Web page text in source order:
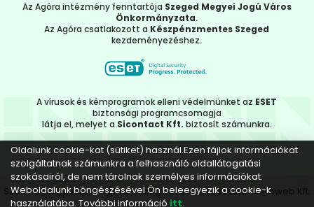
Oldalunk cookie-kat (sütiket) használ.Ezen fájlok információkat
szolgáltatnak számunkra a felhasználó oldallátogatási
szokásairól, de nem tárolnak személyes információkat.
Weboldalunk böngészésével Ön beleegyezik a cookie-k
használatába. További információ itt.
Az Agóra intézmény fenntartója Szeged Megyei Jogú Város
Önkormányzata.
Az Agóra csatlakozott a Készpénzmentes Szeged
kezdeményezéshez.
A vírusok és kémprogramok elleni védelmünket az ESET
biztonsági programcsomagja
látja el, melyet a Sicontact Kft. biztosít számunkra.
Szent-Györgyi Albert Agóra - Szeged | 2022 Készítette:Introweb Kft.